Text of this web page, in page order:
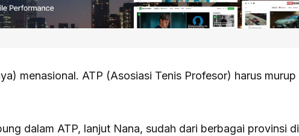
menasional. ATP (Asosiasi Tenis Profesor) harus murup
dalam ATP, lanjut Nana, sudah dari berbagai provinsi di